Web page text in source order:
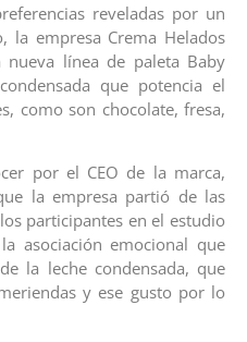
reveladas por un
la empresa Crema Helados
línea de paleta Baby
que potencia el
como son chocolate, fresa,
por el CEO de la marca,
la empresa partió de las
participantes en el estudio
asociación emocional que
la leche condensada, que
y ese gusto por lo